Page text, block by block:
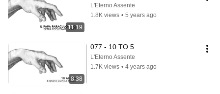
11:19
L'Eterno Assente
1.8K views • 5 years ago
8:38
077 - 10 TO 5
L'Eterno Assente
1.7K views • 4 years ago